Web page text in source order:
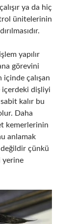
ya da hiç
ünitelerinin
yapılır
görevini
içinde çalışan
içerdeki dişliyi
kalır bu
Daha
kemerlerinin
anlamak
çünkü
yerine